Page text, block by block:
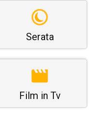
Serata
Film in Tv